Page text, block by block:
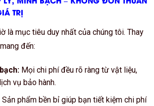
TRỊ
là mục tiêu duy nhất của chúng tôi. Thay
đến:
Mọi chi phí đều rõ ràng từ vật liệu,
vụ bảo hành.
Sản phẩm bền bỉ giúp bạn tiết kiệm chi phí